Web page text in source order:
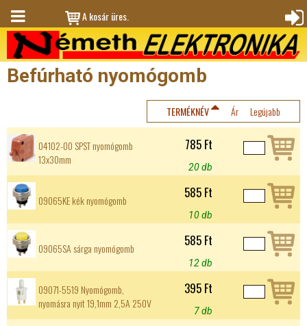
A kosár üres.
Bejele
ntkez
Befúrható nyomógomb
TERMÉKNÉV Ár Legújabb
04102-00 SPST nyomógomb
13x30mm
785 Ft
20 db
09065KE kék nyomógomb 585 Ft
10 db
09065SA sárga nyomógomb 585 Ft
12 db
09071-5519 Nyomógomb,
nyomásra nyit 19,1mm 2,5A 250V
395 Ft
7 db
M
en
ü